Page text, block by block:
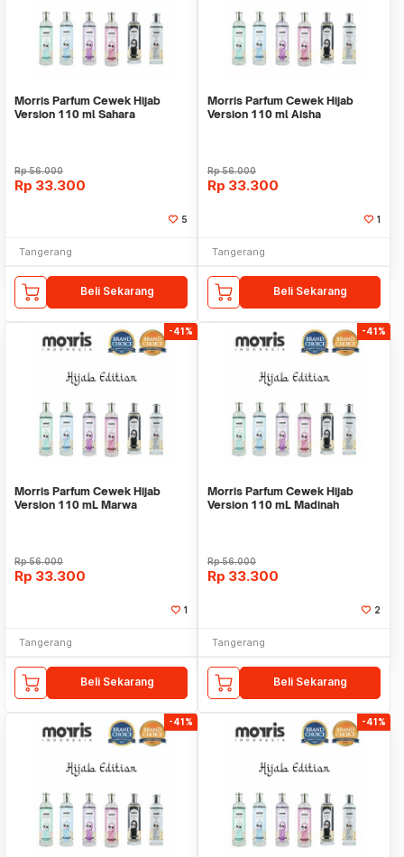
Morris Parfum Cewek Hijab
Version 110 ml Sahara
Rp56.000
Rp 33.300
5
Tangerang
Beli Sekarang
Morris Parfum Cewek Hijab
Version 110 ml Aisha
Rp56.000
Rp 33.300
1
Tangerang
Beli Sekarang
-41%
Morris Parfum Cewek Hijab
Version 110 mL Marwa
Rp56.000
Rp 33.300
1
Tangerang
Beli Sekarang
-41%
Morris Parfum Cewek Hijab
Version 110 mL Madinah
Rp56.000
Rp 33.300
2
Tangerang
Beli Sekarang
-41% -41%